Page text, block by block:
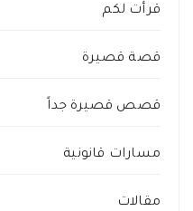
قرأت لكم
قصة قصيرة
قصص قصيرة جداً
مسارات قانونية
مقالات